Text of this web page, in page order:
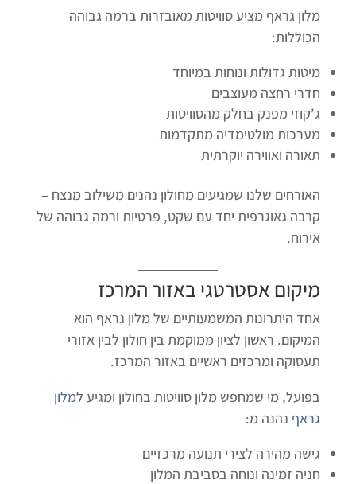
מלון גראף מציע סוויטות מאובזרות ברמה גבוהה
הכוללות:
מיטות גדולות ונוחות במיוחד
חדרי רחצה מעוצבים
ג’קוזי מפנק בחלק מהסוויטות
מערכות מולטימדיה מתקדמות
תאורה ואווירה יוקרתית
האורחים שלנו שמגיעים מחולון נהנים משילוב מנצח –
קרבה גאוגרפית יחד עם שקט, פרטיות ורמה גבוהה של
אירוח.
מיקום אסטרטגי באזור המרכז
אחד היתרונות המשמעותיים של מלון גראף הוא
המיקום. ראשון לציון ממוקמת בין חולון לבין אזורי
תעסוקה ומרכזים ראשיים באזור המרכז.
בפועל, מי שמחפש מלון סוויטות בחולון ומגיע למלון
גראף נהנה מ:
גישה מהירה לצירי תנועה מרכזיים
חניה זמינה ונוחה בסביבת המלון